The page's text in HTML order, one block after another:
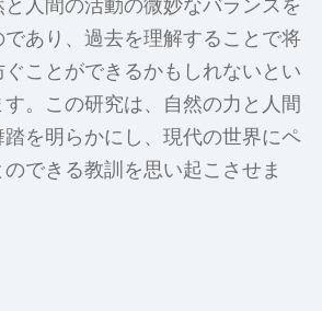
人間の活動の微妙なバランスを
あり、過去を理解することで将
ことができるかもしれないとい
。この研究は、自然の力と人間
を明らかにし、現代の世界にペ
できる教訓を思い起こさせま